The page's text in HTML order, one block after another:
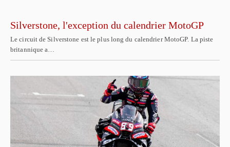
Silverstone, l'exception du calendrier MotoGP
Le circuit de Silverstone est le plus long du calendrier MotoGP. La piste
britannique a…